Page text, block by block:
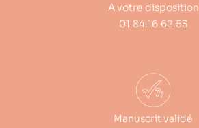
A votre disposition
01.84.16.62.53
Manuscrit validé